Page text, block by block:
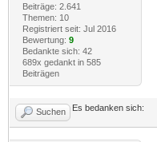
Beiträge: 2.641
Themen: 10
Registriert seit: Jul 2016
Bewertung: 9
Bedankte sich: 42
689x gedankt in 585
Beiträgen
Suchen Es bedanken sich: